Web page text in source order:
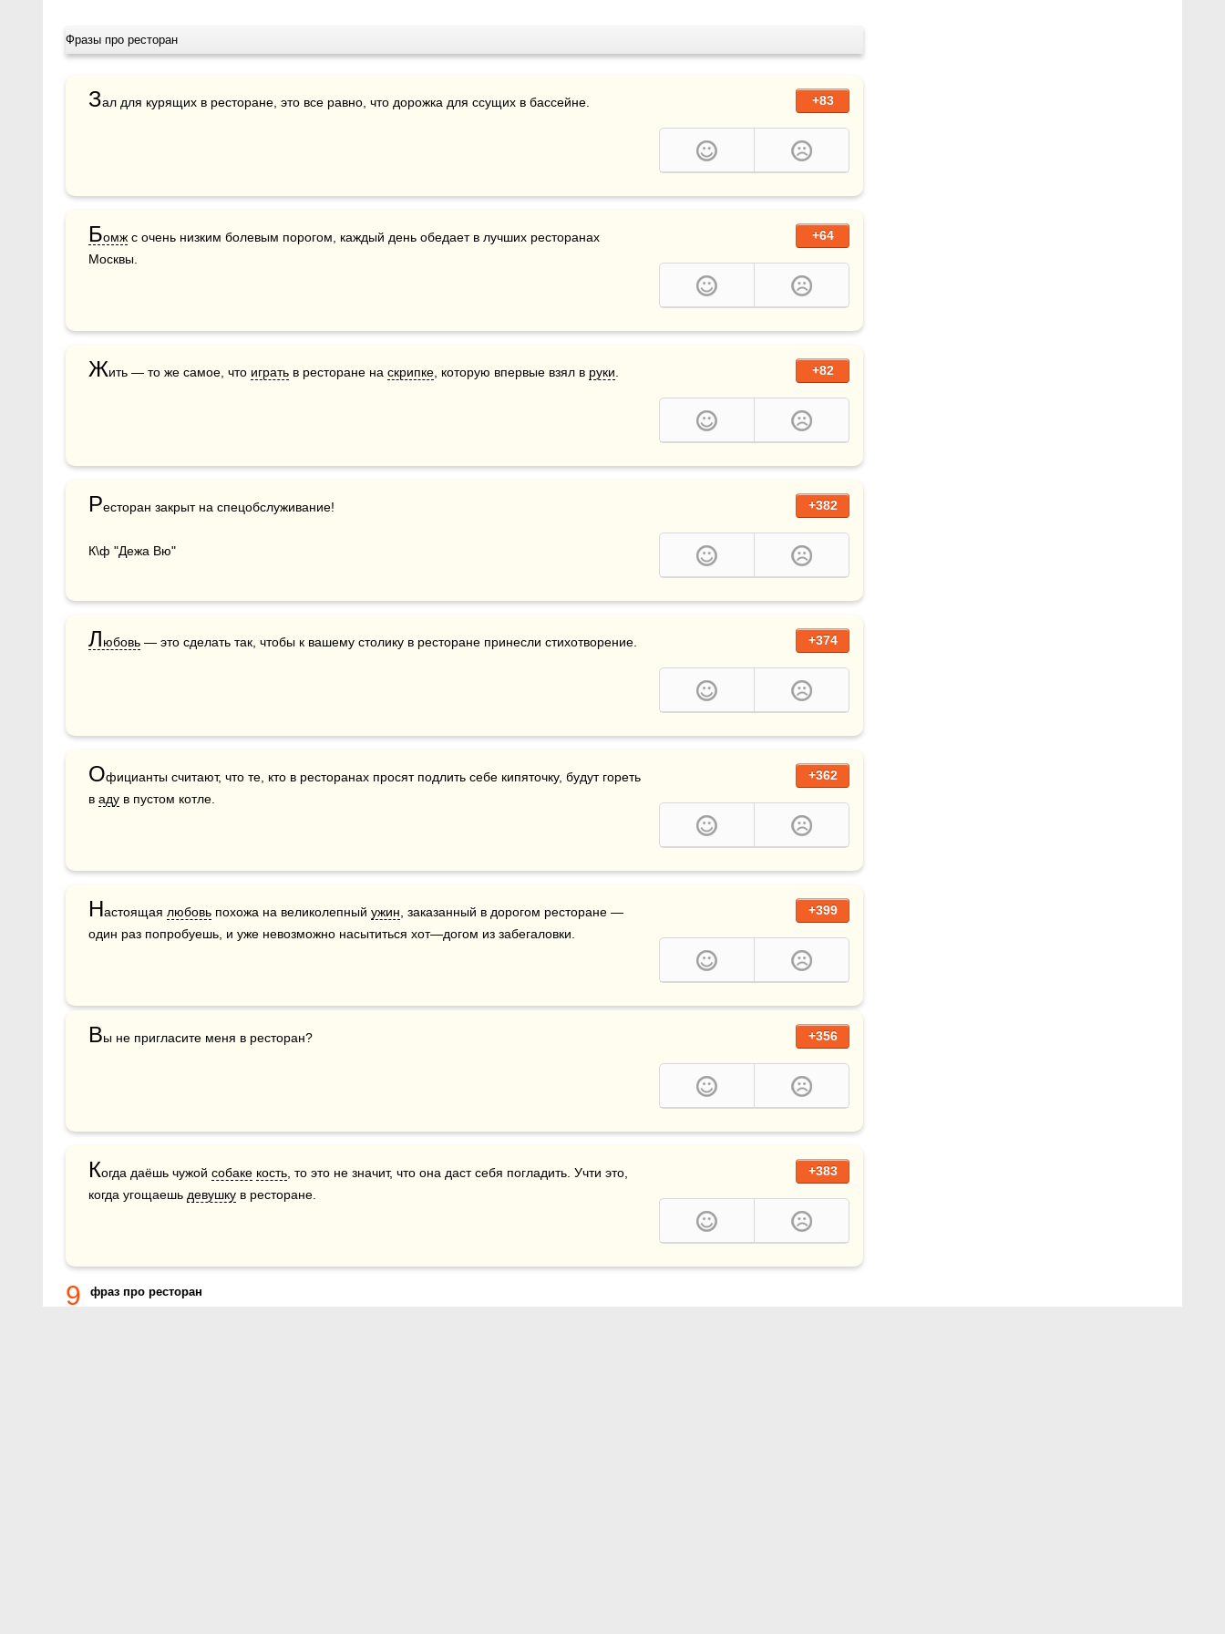
Фразы про ресторан
+83
Зал для курящих в ресторане, это все равно, что дорожка для ссущих в бассейне.
+64
Бомж с очень низким болевым порогом, каждый день обедает в лучших ресторанах
Москвы.
+82
Жить — то же самое, что играть в ресторане на скрипке , которую впервые взял в руки
+382
Ресторан закрыт на спецобслуживание!
К\ф "Дежа Вю"
+374
Любовь — это сделать так, чтобы к вашему столику в ресторане принесли стихотворение.
+362
Официанты считают, что те, кто в ресторанах просят подлить себе кипяточку, будут гореть
в аду в пустом котле.
+399
Настоящая любовь похожа на великолепный ужин , заказанный в дорогом ресторане —
один раз попробуешь, и уже невозможно насытиться хот—догом из забегаловки.
+356
Вы не пригласите меня в ресторан?
+383
Когда даёшь чужой собаке кость , то это не значит, что она даст себя погладить. Учти это,
когда угощаешь девушку в ресторане.
9 фраз про ресторан